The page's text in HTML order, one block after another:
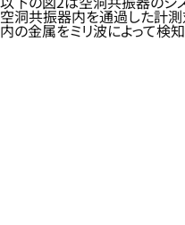
空洞共振器内を通過した計測対
内の金属をミリ波によって検知